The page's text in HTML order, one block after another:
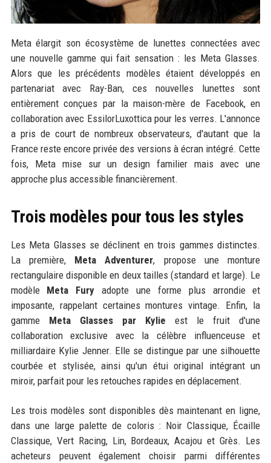
Meta élargit son écosystème de lunettes connectées avec
une nouvelle gamme qui fait sensation : les Meta Glasses.
Alors que les précédents modèles étaient développés en
partenariat avec Ray-Ban, ces nouvelles lunettes sont
entièrement conçues par la maison-mère de Facebook, en
collaboration avec EssilorLuxottica pour les verres. L'annonce
a pris de court de nombreux observateurs, d'autant que la
France reste encore privée des versions à écran intégré. Cette
fois, Meta mise sur un design familier mais avec une
approche plus accessible financièrement.
Trois modèles pour tous les styles
Les Meta Glasses se déclinent en trois gammes distinctes.
La première, Meta Adventurer, propose une monture
rectangulaire disponible en deux tailles (standard et large). Le
modèle Meta Fury adopte une forme plus arrondie et
imposante, rappelant certaines montures vintage. Enfin, la
gamme Meta Glasses par Kylie est le fruit d'une
collaboration exclusive avec la célèbre influenceuse et
milliardaire Kylie Jenner. Elle se distingue par une silhouette
courbée et stylisée, ainsi qu'un étui original intégrant un
miroir, parfait pour les retouches rapides en déplacement.
Les trois modèles sont disponibles dès maintenant en ligne,
dans une large palette de coloris : Noir Classique, Écaille
Classique, Vert Racing, Lin, Bordeaux, Acajou et Grès. Les
acheteurs peuvent également choisir parmi différentes